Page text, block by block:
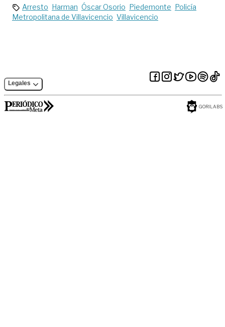
Arresto Harman Óscar Osorio Piedemonte Policía
Metropolitana de Villavicencio Villavicencio
Legales
GORILABS